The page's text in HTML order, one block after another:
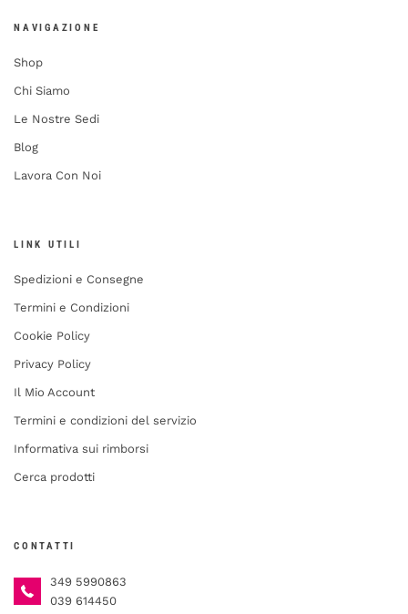
NAVIGAZIONE
Shop
Chi Siamo
Le Nostre Sedi
Blog
Lavora Con Noi
LINK UTILI
Spedizioni e Consegne
Termini e Condizioni
Cookie Policy
Privacy Policy
Il Mio Account
Termini e condizioni del servizio
Informativa sui rimborsi
Cerca prodotti
CONTATTI
349 5990863
039 614450